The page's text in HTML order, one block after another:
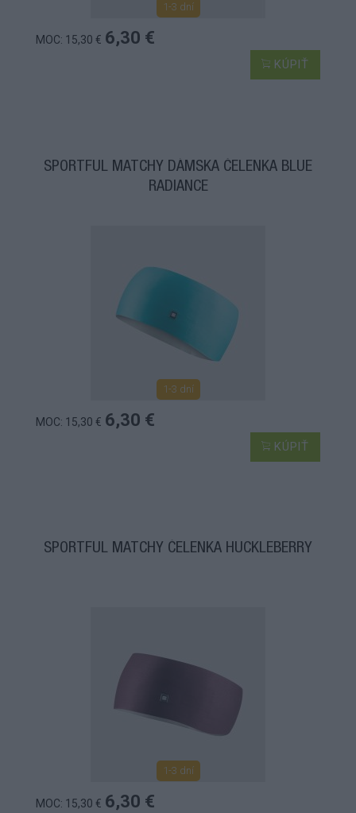
1-3 dní
MOC: 15,30 € 6,30 €
KÚPIŤ
SPORTFUL MATCHY DÁMSKA ČELENKA BLUE
RADIANCE
1-3 dní
MOC: 15,30 € 6,30 €
KÚPIŤ
SPORTFUL MATCHY ČELENKA HUCKLEBERRY
1-3 dní
MOC: 15,30 € 6,30 €